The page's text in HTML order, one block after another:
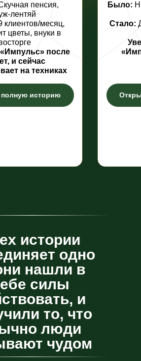
Было:
Стало:
пенсия,
лентяй
клиентов/месяц,
цветы, внуки в
после
и сейчас
на техниках
историю
истории
одно
нашли в
силы
и
то, что
люди
чудом